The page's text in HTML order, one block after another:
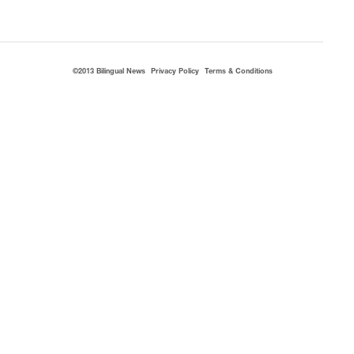
©2013 Bilingual News Privacy Policy Terms & Conditions